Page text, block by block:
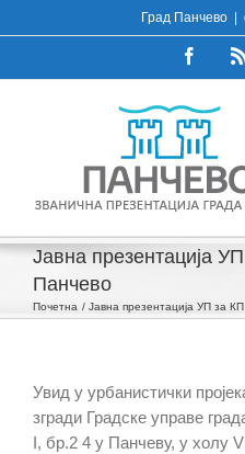
to
Град Панчево
Јавна презентација
Панчево
Почетна Јавна презентација УП за
Увид у урбанистички
згради Градске управе
I, бр.2 4 у Панчеву, у холу